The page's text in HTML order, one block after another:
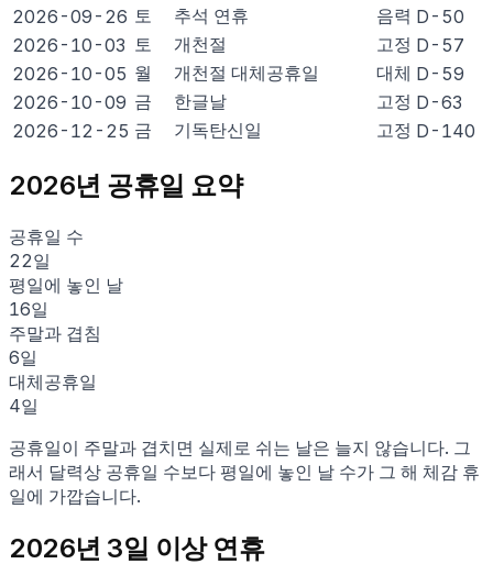
2026-09-26 토 추석 연휴 음력 D-50
2026-10-03 토 개천절 고정 D-57
2026-10-05 월 개천절 대체공휴일 대체 D-59
2026-10-09 금 한글날 고정 D-63
2026-12-25 금 기독탄신일 고정 D-140
2026년 공휴일 요약
공휴일 수
22일
평일에 놓인 날
16일
주말과 겹침
6일
대체공휴일
4일
공휴일이 주말과 겹치면 실제로 쉬는 날은 늘지 않습니다. 그
래서 달력상 공휴일 수보다 평일에 놓인 날 수가 그 해 체감 휴
일에 가깝습니다.
2026년 3일 이상 연휴